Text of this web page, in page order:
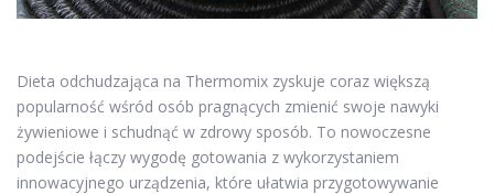
Dieta odchudzająca na Thermomix zyskuje coraz większą
popularność wśród osób pragnących zmienić swoje nawyki
żywieniowe i schudnąć w zdrowy sposób. To nowoczesne
podejście łączy wygodę gotowania z wykorzystaniem
innowacyjnego urządzenia, które ułatwia przygotowywanie